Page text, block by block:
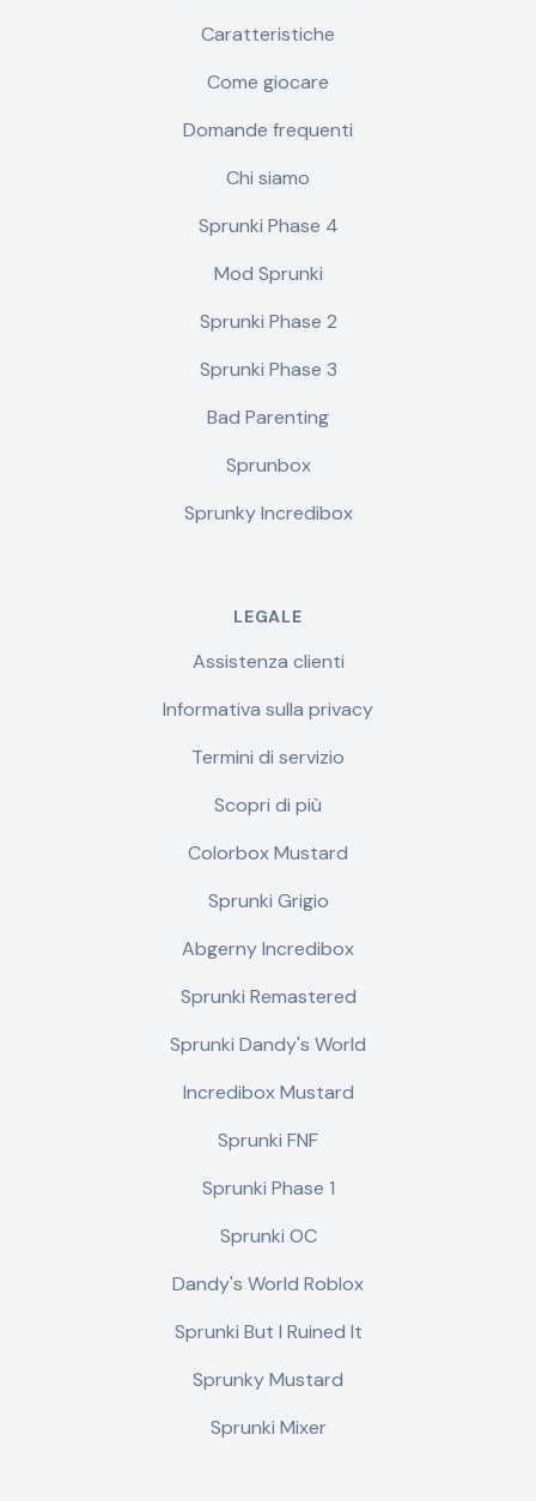
Caratteristiche
Come giocare
Domande frequenti
Chi siamo
Sprunki Phase 4
Mod Sprunki
Sprunki Phase 2
Sprunki Phase 3
Bad Parenting
Sprunbox
Sprunky Incredibox
LEGALE
Assistenza clienti
Informativa sulla privacy
Termini di servizio
Scopri di più
Colorbox Mustard
Sprunki Grigio
Abgerny Incredibox
Sprunki Remastered
Sprunki Dandy's World
Incredibox Mustard
Sprunki FNF
Sprunki Phase 1
Sprunki OC
Dandy's World Roblox
Sprunki But I Ruined It
Sprunky Mustard
Sprunki Mixer